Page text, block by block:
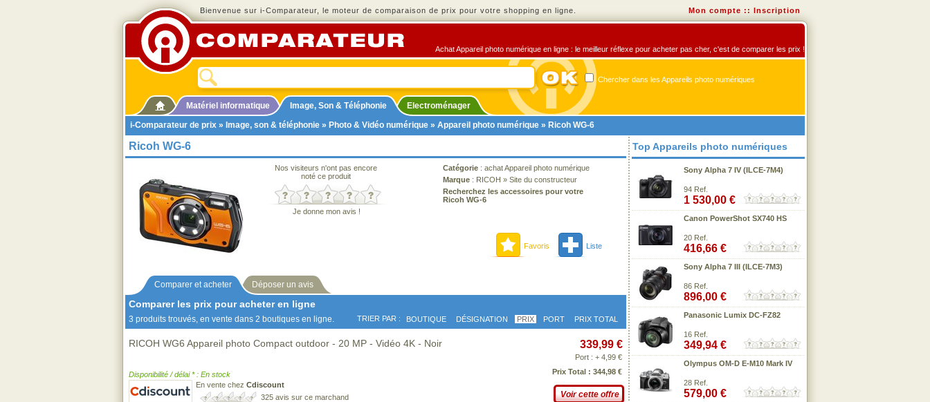
Bienvenue sur i-Comparateur, le moteur de comparaison de prix pour votre shopping en ligne. Mon compte :: Inscription
Achat Appareil photo numérique en ligne : le meilleur réflexe pour acheter pas cher, c'est de comparer les prix !
Chercher dans les Appareils photo numériques
Matériel informatique Image, Son & Téléphonie
Electroménager
i-Comparateur de prix » Image, son & téléphonie » Photo & Vidéo numérique » Appareil photo numérique » Ricoh WG-6
Ricoh WG-6
Nos visiteurs n'ont pas encore
noté ce produit
Je donne mon avis !
Catégorie : achat Appareil photo numérique
Marque : RICOH » Site du constructeur
Recherchez les accessoires pour votre
Ricoh WG-6
Favoris Liste
Comparer et acheter Déposer un avis
Comparer les prix pour acheter en ligne
3 produits trouvés, en vente dans 2 boutiques en ligne. TRIER PAR : BOUTIQUE DÉSIGNATION PRIX PORT PRIX TOTAL
RICOH WG6 Appareil photo Compact outdoor - 20 MP - Vidéo 4K - Noir
Disponibilité / délai * : En stock
En vente chez Cdiscount
325 avis sur ce marchand
339,99 €
Port : + 4,99 €
Prix Total : 344,98 €
Voir cette offre
Top Appareils photo numériques
Sony Alpha 7 IV (ILCE-7M4)
94 Ref.
1 530,00 €
Canon PowerShot SX740 HS
20 Ref.
416,66 €
Sony Alpha 7 III (ILCE-7M3)
86 Ref.
896,00 €
Panasonic Lumix DC-FZ82
16 Ref.
349,94 €
Olympus OM-D E-M10 Mark IV
28 Ref.
579,00 €